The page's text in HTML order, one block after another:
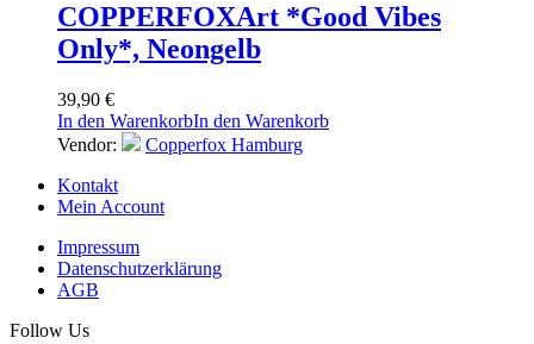
COPPERFOXArt *Good Vibes
Only*, Neongelb
39,90 €
In den WarenkorbIn den Warenkorb
Vendor:
Copperfox Hamburg
Kontakt
Mein Account
Impressum
Datenschutzerklärung
AGB
Follow Us